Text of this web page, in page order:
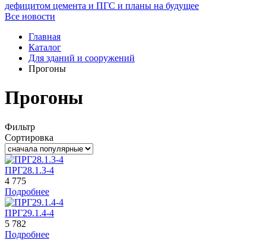
дефицитом цемента и ПГС и планы на будущее
Все новости
Главная
Каталог
Для зданий и сооружений
Прогоны
Прогоны
Фильтр
Сортировка
ПРГ28.1.3-4
4 775
Подробнее
ПРГ29.1.4-4
5 782
Подробнее